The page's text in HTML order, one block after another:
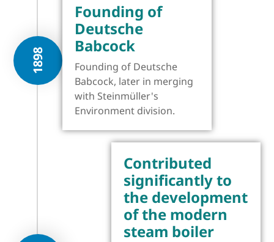
1898
Founding of
Deutsche
Babcock
Founding of Deutsche
Babcock, later in merging
with Steinmüller's
Environment division.
Contributed
significantly to
the development
of the modern
steam boiler